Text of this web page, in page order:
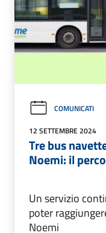
COMUNICATI
12 SETTEMBRE 2024
Tre bus
Noemi: il
Un servizio
poter
Noemi